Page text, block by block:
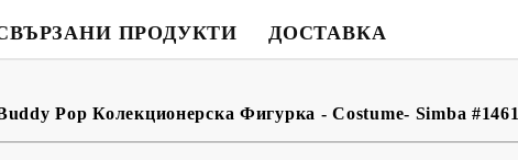
ПРОДУКТИ ДОСТАВКА
Pop Колекционерска Фигурка - Costume- Simba